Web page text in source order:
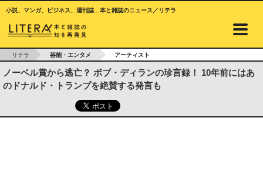
小説、マンガ、ビジネス、週刊誌…本と雑誌のニュース／リテラ
リテラ 芸能・エンタメ アーティスト
ノーベル賞から逃亡？ ボブ・ディランの珍言録！ 10年前にはあ
のドナルド・トランプを絶賛する発言も